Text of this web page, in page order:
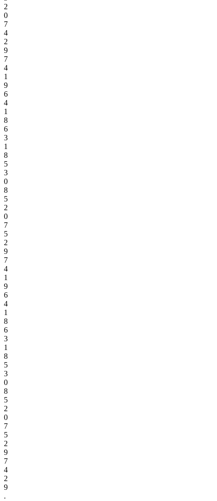
2
0
7
4
2
9
7
4
1
9
6
4
1
8
6
3
1
8
5
3
0
8
5
2
0
7
5
2
9
7
4
1
9
6
4
1
8
6
3
1
8
5
3
0
8
5
2
0
7
5
2
9
7
4
2
9
.